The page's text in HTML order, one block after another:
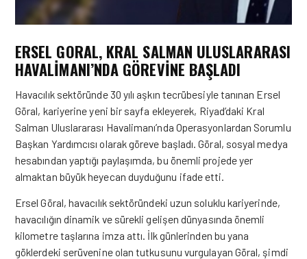
ERSEL GORAL, KRAL SALMAN ULUSLARARASI
HAVALIMANI’NDA GÖREVINE BAŞLADI
Havacılık sektöründe 30 yılı aşkın tecrübesiyle tanınan Ersel
Göral, kariyerine yeni bir sayfa ekleyerek, Riyad’daki Kral
Salman Uluslararası Havalimanı’nda Operasyonlardan Sorumlu
Başkan Yardımcısı olarak göreve başladı. Göral, sosyal medya
hesabından yaptığı paylaşımda, bu önemli projede yer
almaktan büyük heyecan duyduğunu ifade etti.
Ersel Göral, havacılık sektöründeki uzun soluklu kariyerinde,
havacılığın dinamik ve sürekli gelişen dünyasında önemli
kilometre taşlarına imza attı. İlk günlerinden bu yana
göklerdeki serüvenine olan tutkusunu vurgulayan Göral, şimdi